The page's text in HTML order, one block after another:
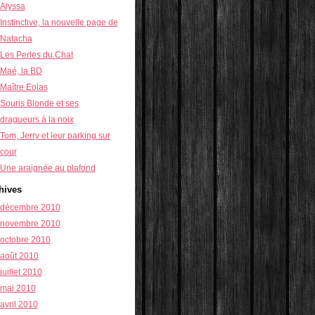
Alyssa
Instinctive, la nouvelle page de
Natacha
Les Perles du Chat
Maé, la BD
Maître Eolas
Souris Blonde et ses
dragueurs à la noix
Tom, Jerry et leur parking sur
cour
Une araignée au plafond
décembre 2010
novembre 2010
octobre 2010
août 2010
juillet 2010
mai 2010
avril 2010